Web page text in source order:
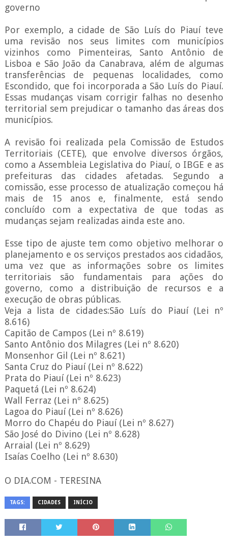
governo
Por exemplo, a cidade de São Luís do Piauí teve
uma revisão nos seus limites com municípios
vizinhos como Pimenteiras, Santo Antônio de
Lisboa e São João da Canabrava, além de algumas
transferências de pequenas localidades, como
Escondido, que foi incorporada a São Luís do Piauí.
Essas mudanças visam corrigir falhas no desenho
territorial sem prejudicar o tamanho das áreas dos
municípios.
A revisão foi realizada pela Comissão de Estudos
Territoriais (CETE), que envolve diversos órgãos,
como a Assembleia Legislativa do Piauí, o IBGE e as
prefeituras das cidades afetadas. Segundo a
comissão, esse processo de atualização começou há
mais de 15 anos e, finalmente, está sendo
concluído com a expectativa de que todas as
mudanças sejam realizadas ainda este ano.
Esse tipo de ajuste tem como objetivo melhorar o
planejamento e os serviços prestados aos cidadãos,
uma vez que as informações sobre os limites
territoriais são fundamentais para ações do
governo, como a distribuição de recursos e a
execução de obras públicas.
Veja a lista de cidades:São Luís do Piauí (Lei nº
8.616)
Capitão de Campos (Lei nº 8.619)
Santo Antônio dos Milagres (Lei nº 8.620)
Monsenhor Gil (Lei nº 8.621)
Santa Cruz do Piauí (Lei nº 8.622)
Prata do Piauí (Lei nº 8.623)
Paquetá (Lei nº 8.624)
Wall Ferraz (Lei nº 8.625)
Lagoa do Piauí (Lei nº 8.626)
Morro do Chapéu do Piauí (Lei nº 8.627)
São José do Divino (Lei nº 8.628)
Arraial (Lei nº 8.629)
Isaías Coelho (Lei nº 8.630)
O DIA.COM - TERESINA
TAGS: CIDADES INÍCIO